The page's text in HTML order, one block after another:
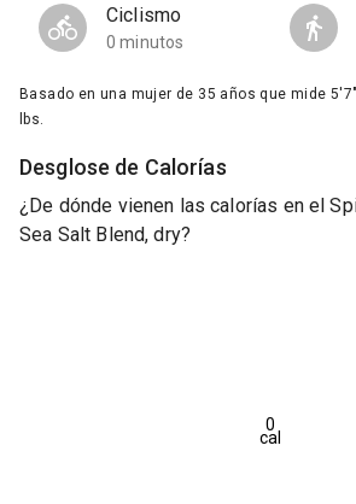
Ciclismo
0 minutos
Basado en una mujer de 35 años que mide
lbs.
Desglose de Calorías
¿De dónde vienen las calorías en el
Sea Salt Blend, dry?
0
cal